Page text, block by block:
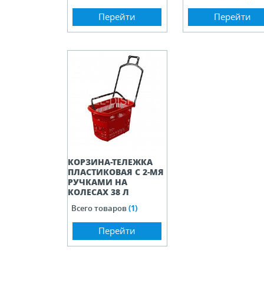
Перейти Перейти
КОРЗИНА-ТЕЛЕЖКА
ПЛАСТИКОВАЯ С 2-МЯ
РУЧКАМИ НА
КОЛЕСАХ 38 Л
Всего товаров(1)
Перейти